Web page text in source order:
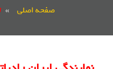
صفحه اصلی »